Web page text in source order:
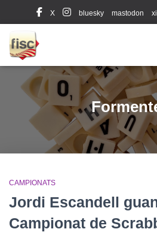
X bluesky mastodon
CAMPIONATS
Jordi Escandell
Campionat de